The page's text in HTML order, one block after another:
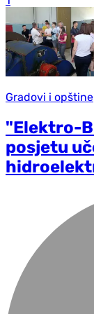
Gradovi i opštine
"Elektro-
posjetu